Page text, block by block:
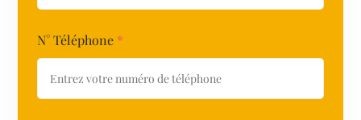
N° Téléphone *